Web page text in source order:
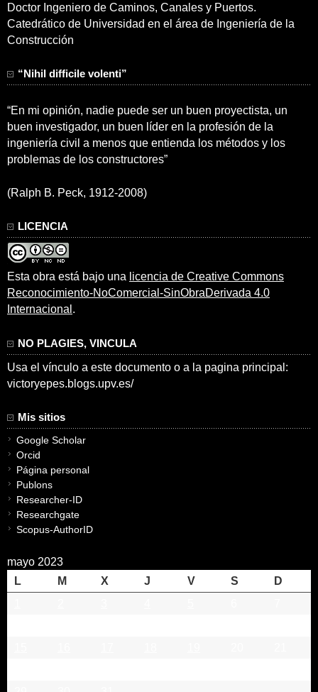
Doctor Ingeniero de Caminos, Canales y Puertos.
Catedrático de Universidad en el área de Ingeniería de la
Construcción
“Nihil difficile volenti”
“En mi opinión, nadie puede ser un buen proyectista, un
buen investigador, un buen líder en la profesión de la
ingeniería civil a menos que entienda los métodos y los
problemas de los constructores”
(Ralph B. Peck, 1912-2008)
LICENCIA
Esta obra está bajo una licencia de Creative Commons
Reconocimiento-NoComercial-SinObraDerivada 4.0
Internacional .
NO PLAGIES, VINCULA
Usa el vínculo a este documento o a la pagina principal:
victoryepes.blogs.upv.es/
Mis sitios
Google Scholar
Orcid
Página personal
Publons
Researcher-ID
Researchgate
Scopus-AuthorID
mayo 2023
L
M X J V S
D